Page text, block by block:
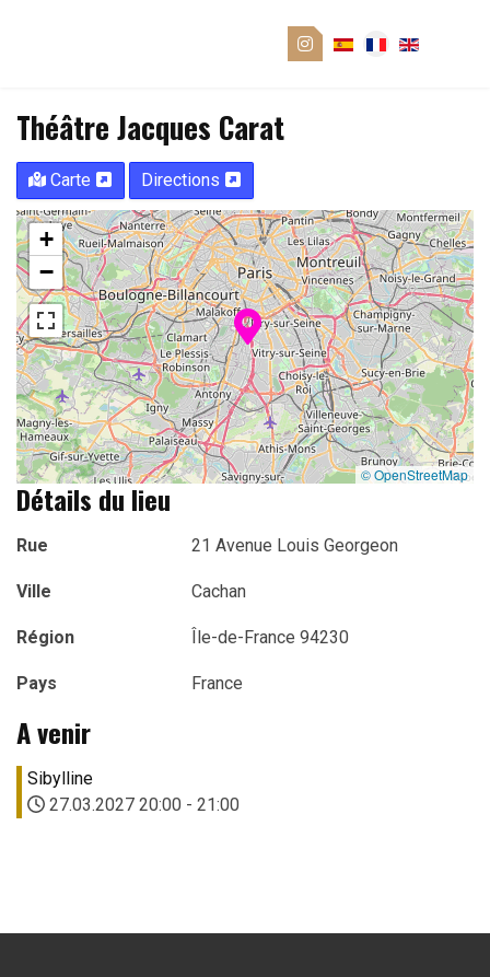
Théâtre Jacques Carat
Carte Directions
+
−
© OpenStreetMap
Détails du lieu
Rue 21 Avenue Louis Georgeon
Ville Cachan
Région Île-de-France 94230
Pays France
A venir
Sibylline
27.03.2027 20:00 - 21:00